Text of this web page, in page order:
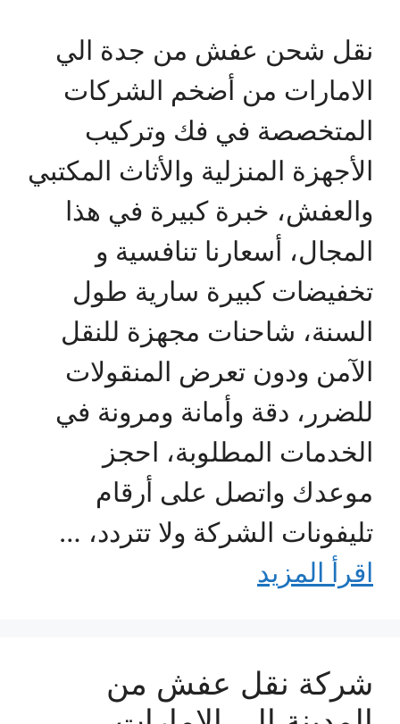
نقل شحن عفش من جدة الي
الامارات من أضخم الشركات
المتخصصة في فك وتركيب
الأجهزة المنزلية والأثاث المكتبي
والعفش، خبرة كبيرة في هذا
المجال، أسعارنا تنافسية و
تخفيضات كبيرة سارية طول
السنة، شاحنات مجهزة للنقل
الآمن ودون تعرض المنقولات
للضرر، دقة وأمانة ومرونة في
الخدمات المطلوبة، احجز
موعدك واتصل على أرقام
تليفونات الشركة ولا تتردد، …
اقرأ المزيد
شركة نقل عفش من